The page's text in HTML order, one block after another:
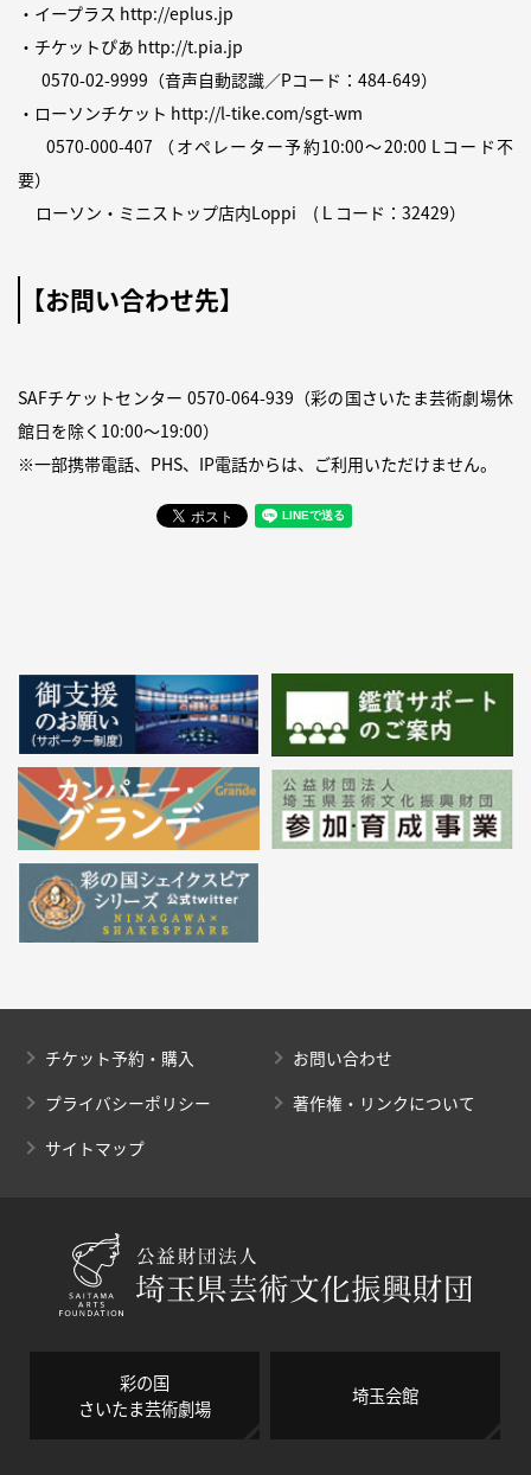
・イープラス http://eplus.jp
・チケットぴあ http://t.pia.jp
0570-02-9999（音声自動認識／Pコード：484-649）
・ローソンチケット http://l-tike.com/sgt-wm
0570-000-407 （オペレーター予約10:00〜20:00 Lコード不
要）
ローソン・ミニストップ店内Loppi (Ｌコード：32429）
【お問い合わせ先】
SAFチケットセンター 0570-064-939（彩の国さいたま芸術劇場休
館日を除く10:00〜19:00）
※一部携帯電話、PHS、IP電話からは、ご利用いただけません。
チケット予約・購入
お問い合わせ
プライバシーポリシー
著作権・リンクについて
サイトマップ
彩の国
さいたま芸術劇場
埼玉会館